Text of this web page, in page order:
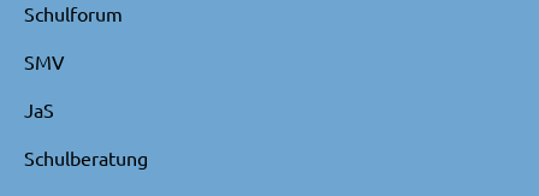
Schulforum
SMV
JaS
Schulberatung